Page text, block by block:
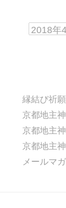
縁結び祈
京都地主
京都地主
京都地主
メールマ